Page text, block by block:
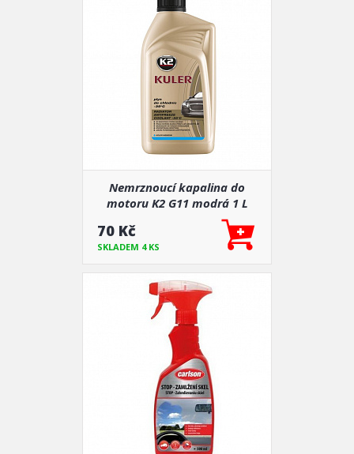
Nemrznoucí kapalina do
motoru K2 G11 modrá 1 L
70 Kč
SKLADEM 4 KS